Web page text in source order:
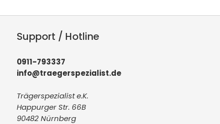
Support / Hotline
0911-793337
info@traegerspezialist.de
Trägerspezialist e.K.
Happurger Str. 66B
90482 Nürnberg